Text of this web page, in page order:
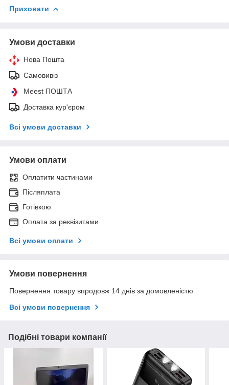
Приховати
Умови доставки
Нова Пошта
Самовивіз
Meest ПОШТА
Доставка кур'єром
Всі умови доставки
Умови оплати
Оплатити частинами
Післяплата
Готівкою
Оплата за реквізитами
Всі умови оплати
Умови повернення
Повернення товару впродовж 14 днів за домовленістю
Всі умови повернення
Подібні товари компанії